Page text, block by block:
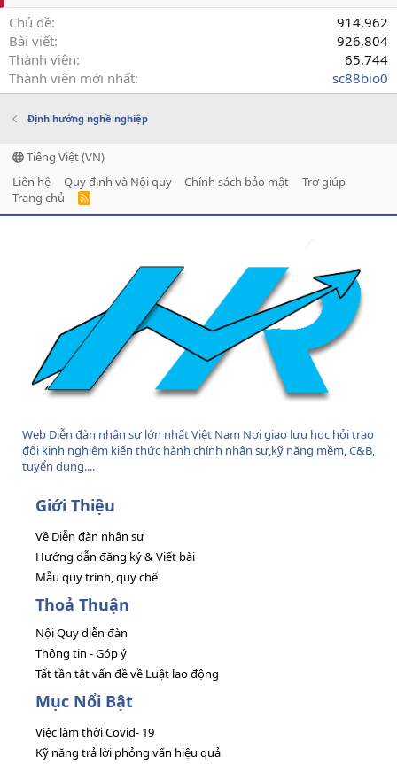
Chủ đề
914,962
Bài viết
926,804
Thành viên
65,744
Thành viên mới nhất
sc88bio0
Định hướng nghề nghiệp
Tiếng Việt (VN)
Liên hệ
Quy định và Nội quy Chính sách bảo mật
Trợ giúp
Trang chủ
R
Web Diễn đàn nhân sự lớn nhất Việt Nam Nơi giao lưu học hỏi trao
đổi kinh nghiệm kiến thức hành chính nhân sự,kỹ năng mềm, C&B,
tuyển dụng....
Giới Thiệu
Về Diễn đàn nhân sự
Hướng dẫn đăng ký & Viết bài
Mẫu quy trình, quy chế
Thoả Thuận
Nội Quy diễn đàn
Thông tin - Góp ý
Tất tần tật vấn đề về Luật lao động
Mục Nổi Bật
Việc làm thời Covid- 19
Kỹ năng trả lời phỏng vấn hiệu quả